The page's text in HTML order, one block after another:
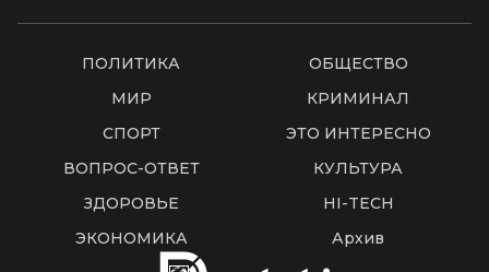
ПОЛИТИКА
ОБЩЕСТВО
МИР
КРИМИНАЛ
СПОРТ
ЭТО ИНТЕРЕСНО
ВОПРОС-ОТВЕТ
КУЛЬТУРА
ЗДОРОВЬЕ
HI-TECH
ЭКОНОМИКА
Архив